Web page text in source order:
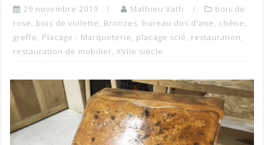
29 novembre 2019 Mathieu Vath
bois de
rose, bois de violette, Bronzes, bureau dos d'ane, chêne,
greffe, Placage - Marqueterie, placage scié, restauration,
restauration de mobilier, XVIIe siècle